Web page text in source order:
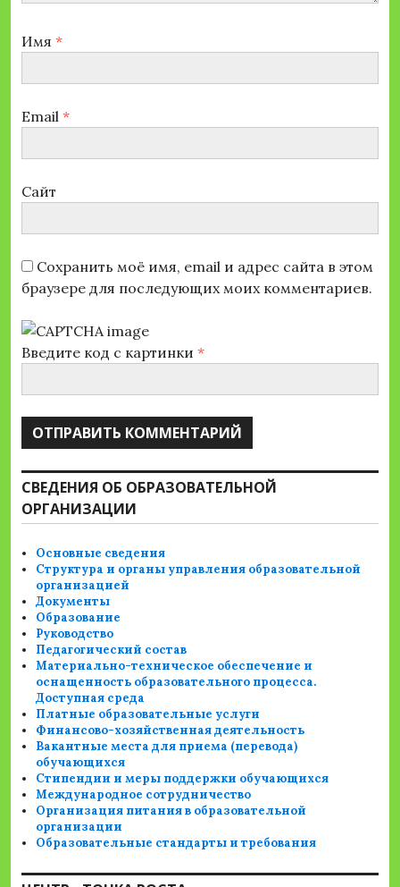
Имя *
Email *
Сайт
Сохранить моё имя, email и адрес сайта в этом
браузере для последующих моих комментариев.
Введите код с картинки *
СВЕДЕНИЯ ОБ ОБРАЗОВАТЕЛЬНОЙ
ОРГАНИЗАЦИИ
Основные сведения
Структура и органы управления образовательной
организацией
Документы
Образование
Руководство
Педагогический состав
Материально-техническое обеспечение и
оснащенность образовательного процесса.
Доступная среда
Платные образовательные услуги
Финансово-хозяйственная деятельность
Вакантные места для приема (перевода)
обучающихся
Стипендии и меры поддержки обучающихся
Международное сотрудничество
Организация питания в образовательной
организации
Образовательные стандарты и требования